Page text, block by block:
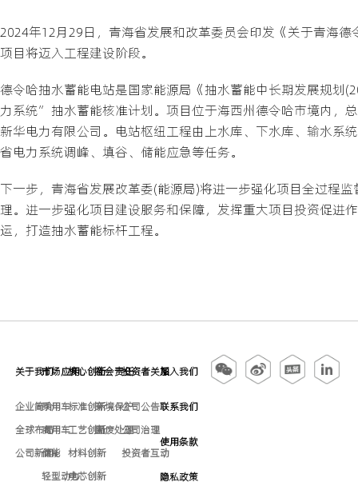
2024年12月29日，青海省发展和改革委员会印发《关于青海
项目将迈入工程建设阶段。
德令哈抽水蓄能电站是国家能源局《抽水蓄能中长期发展规
力系统”抽水蓄能核准计划。项目位于海西州德令哈市境内，
新华电力有限公司。电站枢纽工程由上水库、下水库、输水系
省电力系统调峰、填谷、储能应急等任务。
下一步，青海省发展改革委(能源局)将进一步强化项目全过程
理。进一步强化项目建设服务和保障，发挥重大项目投资促进
运，打造抽水蓄能标杆工程。
关于我们
企业简介
全球布局
公司新闻
市场应用
乘用车
商用车
储能
轻型动力
核心创新
标准创新
工艺创新
材料创新
电芯创新
社会责任
环境保护
固废处理
投资者关系
公司公告
公司治理
投资者互动
加入我们
联系我们
使用条款
隐私政策